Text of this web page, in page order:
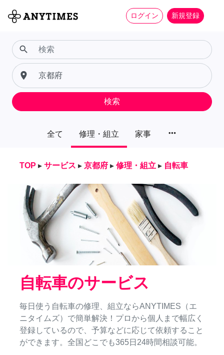
ログイン 新規登録
全て 修理・組立 家事 more_horiz
search
place
検索
TOP ▸ サービス ▸ 京都府 ▸ 修理・組立 ▸ 自転車
自転車のサービス
毎日使う自転車の修理、組立ならANYTIMES（エ
ニタイムズ）で簡単解決！プロから個人まで幅広く
登録しているので、予算などに応じて依頼すること
ができます。全国どこでも365日24時間相談可能。